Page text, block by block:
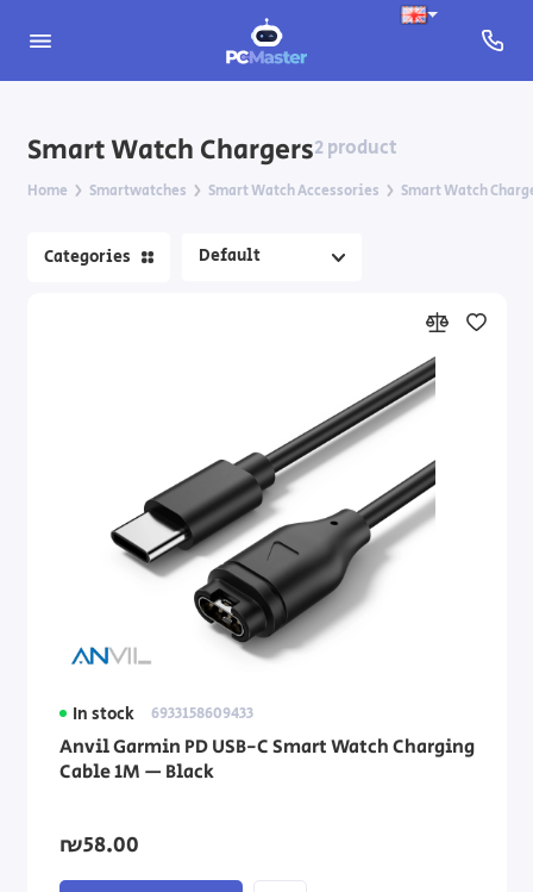
Smart Watch Chargers2 product
Home Smartwatches Smart Watch Accessories Smart Watch
CMF Watch
Categories
In stock 6933158609433
Anvil Garmin PD USB-C Smart Watch Charging
Cable 1M — Black
₪58.00